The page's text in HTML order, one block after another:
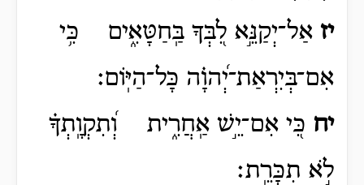
יז אַל־יְקַנֵּ֣א לִ֭בְּךָ בַּֽחַטָּאִ֑ים כִּ֥י
אִם־בְּיִרְאַת־יְ֝הוָ֗ה כָּל־הַיּֽוֹם׃
יח כִּ֭י אִם־יֵ֣שׁ אַֽחֲרִ֑ית וְ֝תִקְוָֽתְךָ֗
לֹ֣א תִכָּרֵֽת׃